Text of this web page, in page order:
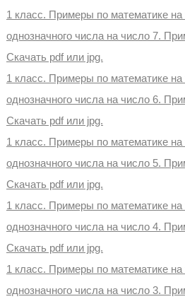
1 класс. Примеры по математике
однозначного числа на число 7.
Скачать pdf или jpg.
1 класс. Примеры по математике
однозначного числа на число 6.
Скачать pdf или jpg.
1 класс. Примеры по математике
однозначного числа на число 5.
Скачать pdf или jpg.
1 класс. Примеры по математике
однозначного числа на число 4.
Скачать pdf или jpg.
1 класс. Примеры по математике
однозначного числа на число 3.